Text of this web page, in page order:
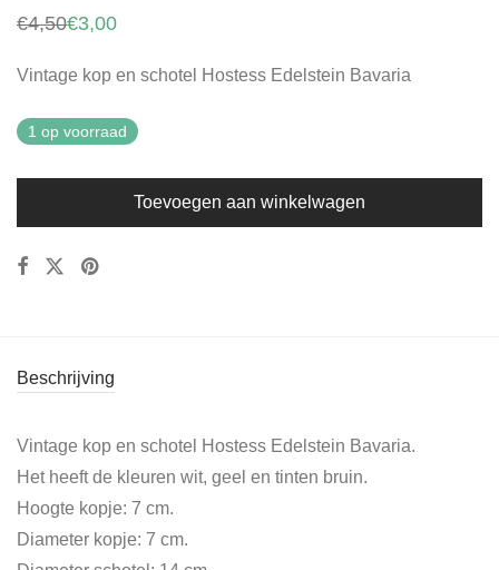
€4,50
Oorspronkelijke
€4,50.
€3,00
Huidige
€3,00.
Vintage kop en schotel Hostess Edelstein Bavaria
1 op voorraad
Toevoegen aan winkelwagen
Beschrijving
Vintage kop en schotel Hostess Edelstein Bavaria.
Het heeft de kleuren wit, geel en tinten bruin.
Hoogte kopje: 7 cm.
Diameter kopje: 7 cm.